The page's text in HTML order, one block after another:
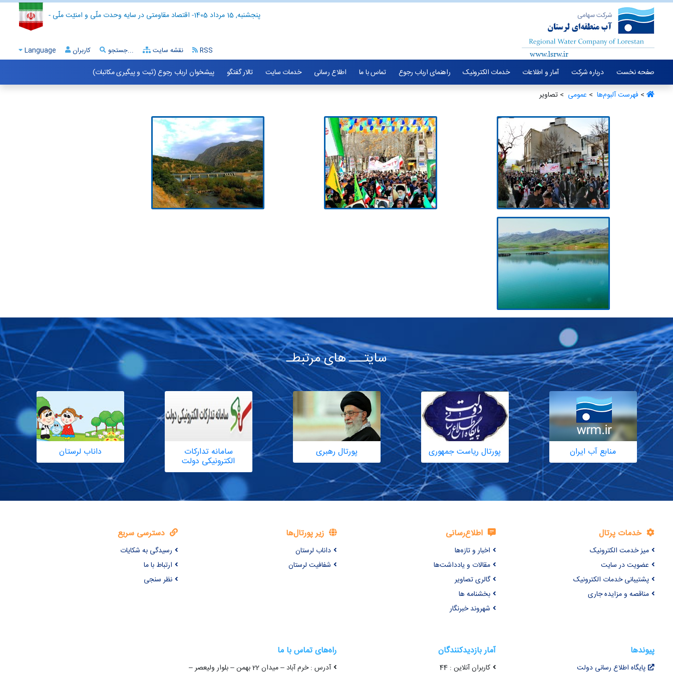
- اقتصاد مقاومتی در سایه وحدت ملّی و امنیّت ملّی - پنجشنبه, 15 مرداد 1405
Language کاربران جستجو... نقشه سایت RSS
صفحه نخست درباره شرکت آمار و اطلاعات خدمات الکترونیک راهنمای ارباب رجوع تماس با ما اطلاع رسانی خدمات سایت تالار گفتگو
پیشخوان ارباب رجوع (ثبت و پیگیری مکاتبات)
> فهرست آلبو‌م‌ها ‏ > عمومی ‏ > تصاویر
سایتـــ های مرتبطـ
منابع آب ایران پورتال ریاست جمهوری پورتال رهبری سامانه تدارکات
الکترونیکی دولت
داناب لرستان
خدمات پرتال
میز خدمت الکترونیک
عضویت در سایت
پشتیبانی خدمات الکترونیک
مناقصه و مزایده جاری
اطلاع‌رسانی
اخبار و تازه‌ها
مقالات و یادداشت‌ها
گالری تصاویر
بخشنامه ها
شهروند خبرنگار
زیر پورتال‌ها
داناب لرستان
شفافیت لرستان
دسترسی سریع
رسیدگی به شکایات
ارتباط با ما
نظر سنجی
پیوندها
پایگاه اطلاع رسانی دولت
آمار بازدیدکنندگان
کاربران آنلاین : 44
راه‌های تماس با ما
آدرس : خرم آباد – میدان 22 بهمن – بلوار ولیعصر –